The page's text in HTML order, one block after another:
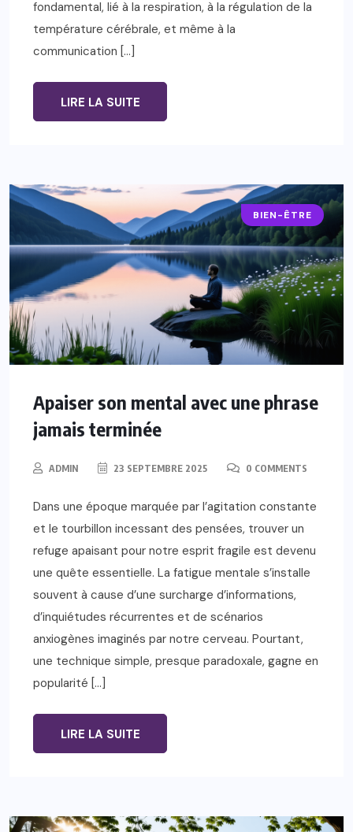
fondamental, lié à la respiration, à la régulation de la
température cérébrale, et même à la
communication […]
LIRE LA SUITE
BIEN-ÊTRE
Apaiser son mental avec une phrase
jamais terminée
ADMIN 23 SEPTEMBRE 2025 0 COMMENTS
Dans une époque marquée par l’agitation constante
et le tourbillon incessant des pensées, trouver un
refuge apaisant pour notre esprit fragile est devenu
une quête essentielle. La fatigue mentale s’installe
souvent à cause d’une surcharge d’informations,
d’inquiétudes récurrentes et de scénarios
anxiogènes imaginés par notre cerveau. Pourtant,
une technique simple, presque paradoxale, gagne en
popularité […]
LIRE LA SUITE